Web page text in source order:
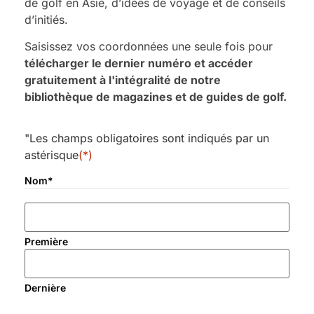
Thaïlande
Parcours de golf de niveau championnat à travers
destinations de golf
Transferts sans encombre vers les terrains de golf
de golf en Asie, d’idées de voyage et de conseils
d’initiés.
Saisissez vos coordonnées une seule fois pour
télécharger le dernier numéro et accéder
gratuitement à l'intégralité de notre
bibliothèque de magazines et de guides de golf.
"Les champs obligatoires sont indiqués par un
astérisque(*)
Nom*
Première
Dernière